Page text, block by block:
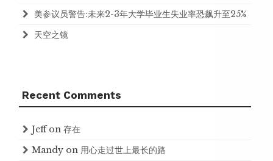
美参议员警告:未来2-3年大学毕业生失业率恐飙升至25%
天空之镜
Recent Comments
Jeffon 存在
Mandy on 用心走过世上最长的路